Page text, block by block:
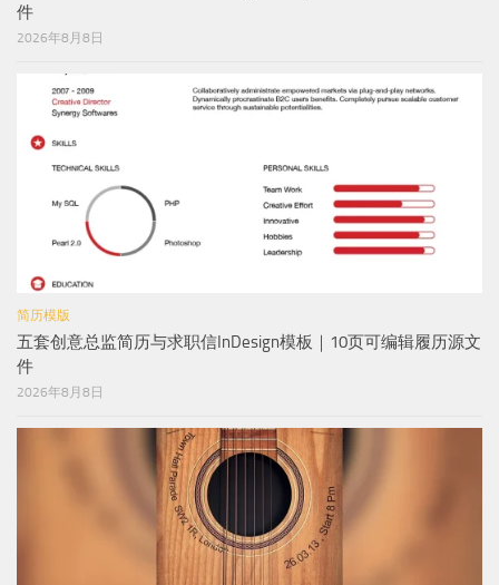
件
2026年8月8日
简历模版
五套创意总监简历与求职信InDesign模板｜10页可编辑履历源文
件
2026年8月8日